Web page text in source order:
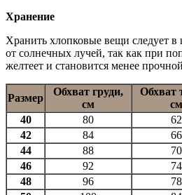
Хранение
Хранить хлопковые вещи следует в
от солнечных лучей, так как при
желтеет и становится менее
Размер
Обхват груди,
см
Обхват
см
40
80 62
42
84 66
44
88 70
46
92 74
48
96 78